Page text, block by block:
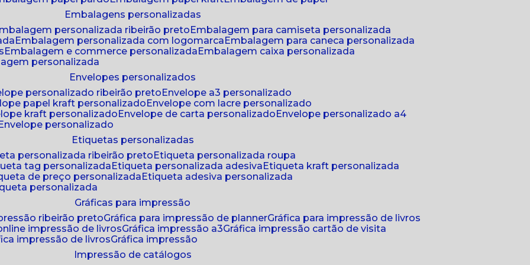
embalagens personalizadas
personalizada ribeirão preto
embalagem para camiseta personalizada
embalagem personalizada com logomarca
embalagem para caneca personalizada
embalagem e commerce personalizada
embalagem caixa personalizada
personalizada
envelopes personalizados
personalizado ribeirão preto
envelope a3 personalizado
papel kraft personalizado
envelope com lacre personalizado
kraft personalizado
envelope de carta personalizado
envelope personalizado a4
envelope personalizado
etiquetas personalizadas
personalizada ribeirão preto
etiqueta personalizada roupa
tag personalizada
etiqueta personalizada adesiva
etiqueta kraft personalizada
de preço personalizada
etiqueta adesiva personalizada
personalizada
gráficas para impressão
ribeirão preto
gráfica para impressão de planner
gráfica para impressão de livros
impressão de livros
gráfica impressão a3
gráfica impressão cartão de visita
impressão de livros
gráfica impressão
impressão de catálogos